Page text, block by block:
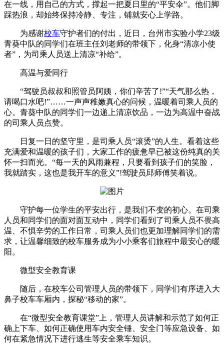
在一线，用自己的方式，撑起一把夏日里的“平安伞”。他们脚
踩热浪，却始终保持冷静、专注，铺就安心上学路。
为感谢校车守护者们的付出，近日，台州市实验小学23级
青葵中队的同学们在班主任刘老师的带领下，化身“清凉小使
者”，为司乘人员送上清凉“补给”。
高温与爱同行
“驾驶员叔叔和照管员阿姨，你们辛苦了!”“天气那么热，
请喝口水吧!”……一声声稚嫩真心的问候，温暖着司乘人员的
心。青葵中队的同学们一边递上清凉饮品，一边为高温中奋战
的司乘人员点赞。
日复一日的坚守里，是司乘人员“滚烫”的人生。看着这些
充满爱和温暖的孩子们，大家工作的疲惫早已被这份纯真的关
怀一扫而光。“每一天的风雨兼程，只要看到孩子们的笑脸，
我就踏实，这也是我开车的意义”!驾驶员邱师傅笑着说。
守护每一位学生的平安出行，是我们不变的初心。在司乘
人员和同学们的面对面互动中，同学们看到了司乘人员不畏高
温、不惧辛劳的工作日常，司乘人员们也更加理解同学们的需
求，让温馨细致的校车服务成为小小乘客们旅程中最安心的暖
阳。
微型安全教育课
随后，在校车公司管理人员的带领下，同学们有序进入大
鼻子校车车厢内，探秘“移动的家”。
在“微型安全教育课堂”上，管理人员讲解和示范了如何正
确上下车、如何正确使用车内安全锤、安全门等应急设备、如
何在紧急情况下进行逃生等安全乘车知识。